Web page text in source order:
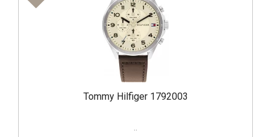
Tommy Hilfiger 1792003